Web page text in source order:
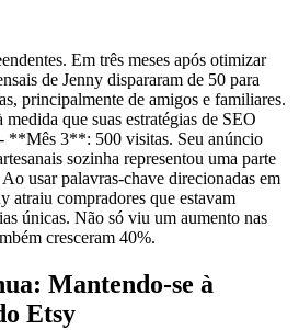
Em três meses após otimizar
de Jenny dispararam de 50 para
principalmente de amigos e familiares.
que suas estratégias de SEO
**Mês 3**: 500 visitas. Seu anúncio
sozinha representou uma parte
usar palavras-chave direcionadas em
atraiu compradores que estavam
únicas. Não só viu um aumento nas
cresceram 40%.
Mantendo-se à
Etsy